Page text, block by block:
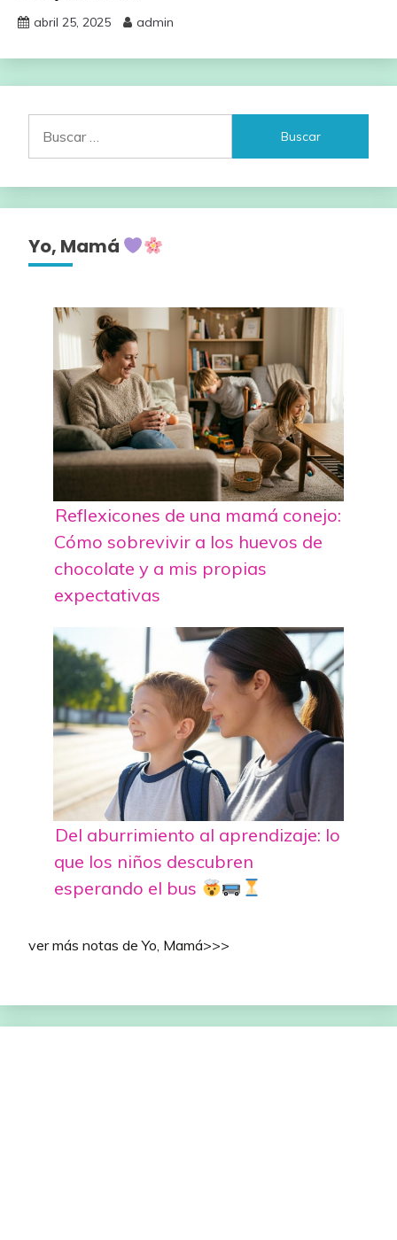
abril 25, 2025 admin
Yo, Mamá
Reflexicones de una mamá conejo:
Cómo sobrevivir a los huevos de
chocolate y a mis propias
expectativas
Del aburrimiento al aprendizaje: lo
que los niños descubren
esperando el bus
ver más notas de Yo, Mamá>>>